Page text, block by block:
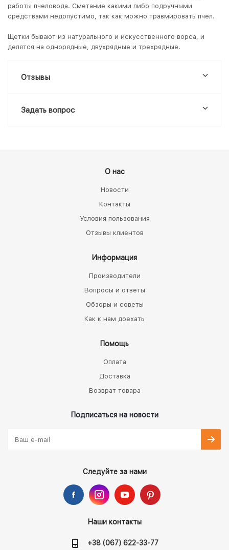
работы пчеловода. Сметание какими либо подручными
средствами недопустимо, так как можно травмировать пчел.
Щетки бывают из натурального и искусственного ворса, и
делятся на однорядные, двухрядные и трехрядные.
Отзывы
Задать вопрос
О нас
Новости
Контакты
Условия пользования
Отзывы клиентов
Информация
Производители
Вопросы и ответы
Обзоры и советы
Как к нам доехать
Помощь
Оплата
Доставка
Возврат товара
Подписаться на новости
Следуйте за нами
Наши контакты
+38 (067) 622-33-77